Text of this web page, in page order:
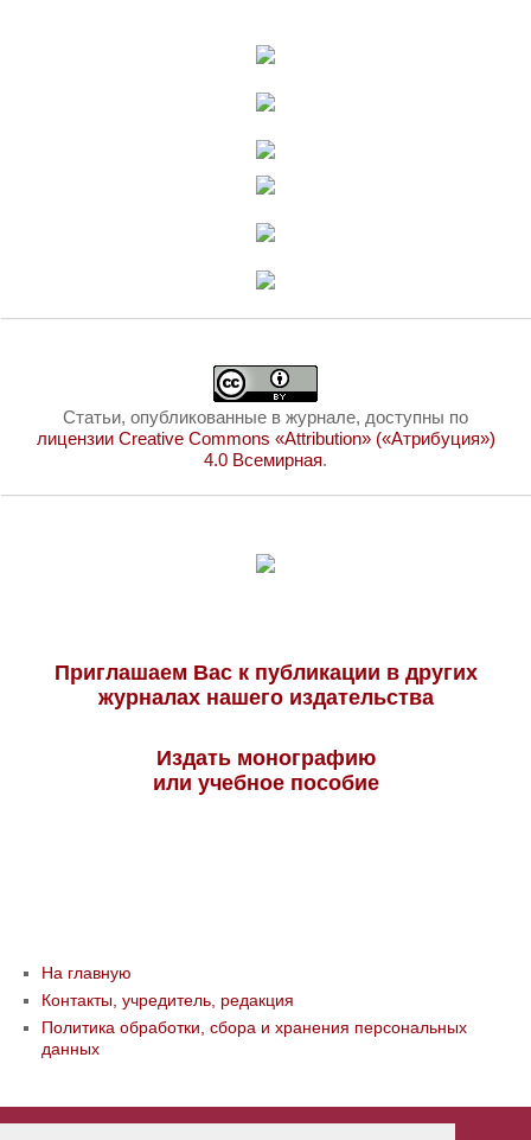
Статьи, опубликованные в журнале, доступны по
лицензии Creative Commons «Attribution» («Атрибуция»)
4.0 Всемирная.
Приглашаем Вас к публикации в других
журналах нашего издательства
Издать монографию
или учебное пособие
На главную
Контакты, учредитель, редакция
Политика обработки, сбора и хранения персональных
данных